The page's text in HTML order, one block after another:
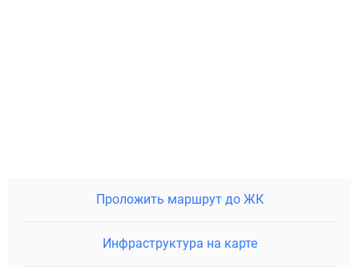
Проложить маршрут до ЖК
Инфраструктура на карте